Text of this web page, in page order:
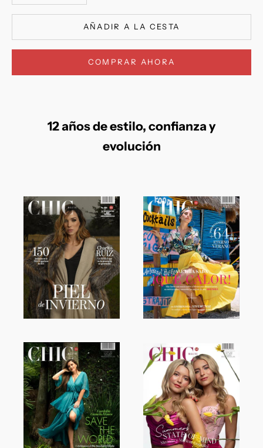
AÑADIR A LA CESTA
COMPRAR AHORA
12 años de estilo, confianza y
evolución